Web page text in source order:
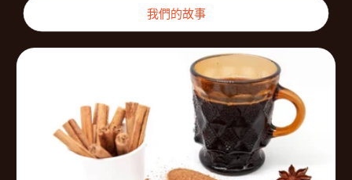
我們的故事